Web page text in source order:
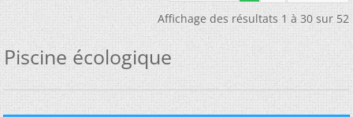
Affichage des résultats 1 à 30 sur 52
Piscine écologique